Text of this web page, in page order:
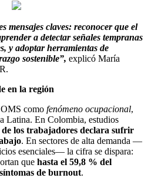
mensajes claves: reconocer que el
a detectar señales tempranas
y adoptar herramientas de
sostenible”, explicó María
en la región
como fenómeno ocupacional,
Latina. En Colombia, estudios
los trabajadores declara sufrir
. En sectores de alta demanda —
esenciales— la cifra se dispara:
que hasta el 59,8 % del
de burnout.